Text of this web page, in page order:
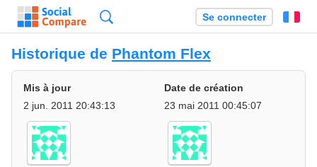
Se connecter
Historique de Phantom Flex
Mis à jour
2 jun. 2011 20:43:13
Date de création
23 mai 2011 00:45:07